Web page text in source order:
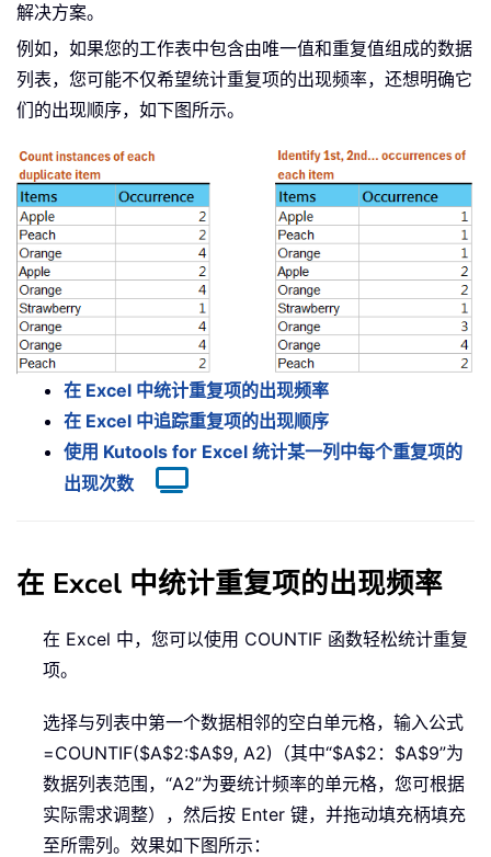
解决方案。
例如，如果您的工作表中包含由唯一值和重复值组成的数据
列表，您可能不仅希望统计重复项的出现频率，还想明确它
们的出现顺序，如下图所示。
在 Excel 中统计重复项的出现频率
在 Excel 中追踪重复项的出现顺序
使用 Kutools for Excel 统计某一列中每个重复项的
出现次数
在 Excel 中统计重复项的出现频率
在 Excel 中，您可以使用 COUNTIF 函数轻松统计重复
项。
选择与列表中第一个数据相邻的空白单元格，输入公式
=COUNTIF($A$2:$A$9, A2) （其中“$A$2：$A$9”为
数据列表范围，“A2”为要统计频率的单元格，您可根据
实际需求调整），然后按 Enter 键，并拖动填充柄填充
至所需列。效果如下图所示：